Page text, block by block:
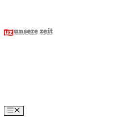
content
Menu